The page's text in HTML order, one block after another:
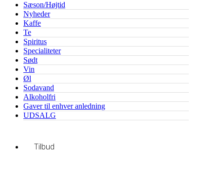
Sæson/Højtid
Nyheder
Kaffe
Te
Spiritus
Specialiteter
Sødt
Vin
Øl
Sodavand
Alkoholfri
Gaver til enhver anledning
UDSALG
Tilbud